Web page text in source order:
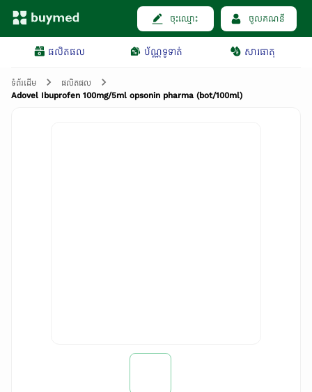
ចុះឈ្មោះ ចូលគណនី
ផលិតផល ប័ណ្ណទូទាត់ សារធាតុ
ទំព័រដើម
ផលិតផល
Adovel Ibuprofen 100mg/5ml opsonin pharma (bot/100ml)